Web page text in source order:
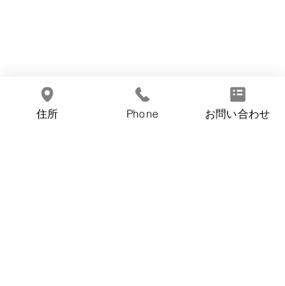
住所 Phone お問い合わせ